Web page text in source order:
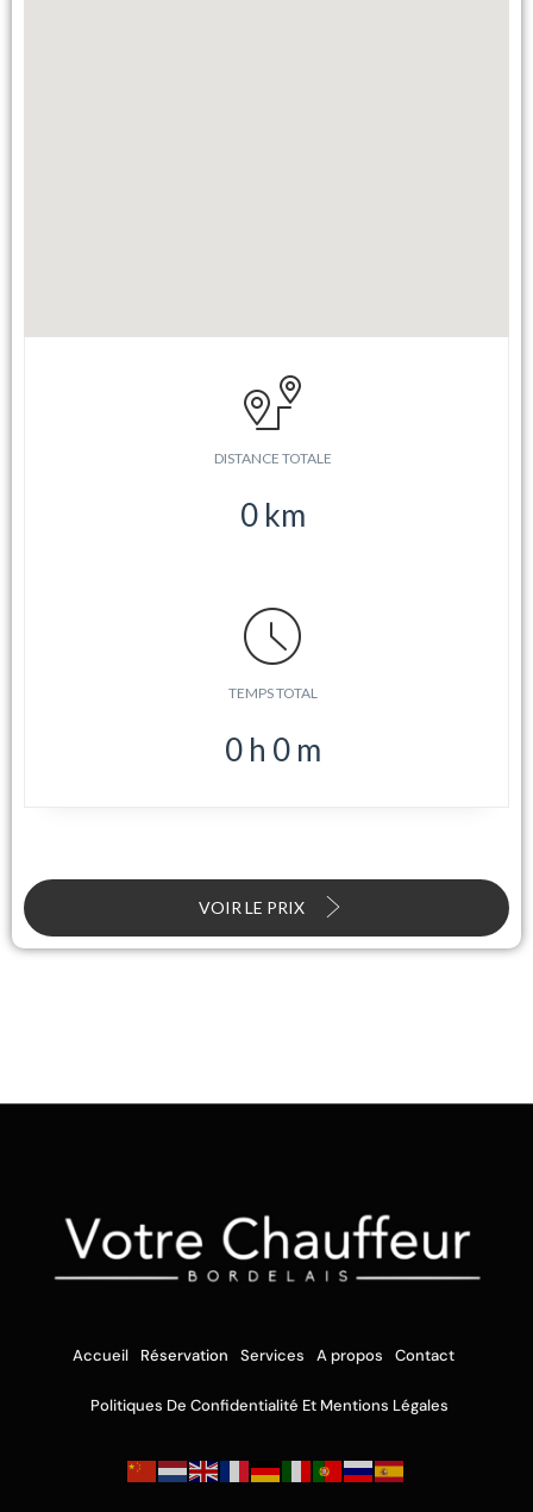
DISTANCE TOTALE
0 km
TEMPS TOTAL
0 h 0 m
VOIR LE PRIX
Accueil Réservation Services A propos Contact
Politiques De Confidentialité Et Mentions Légales